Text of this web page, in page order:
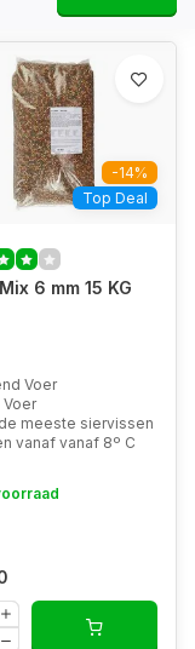
-14%
Top Deal
6 mm 15 KG
Voer
Voer
meeste siervissen
vanaf vanaf 8º C